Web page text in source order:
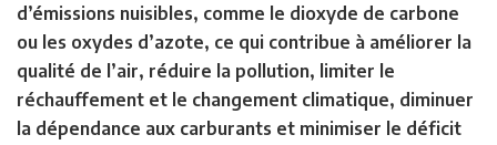
d’émissions nuisibles, comme le dioxyde de carbone
ou les oxydes d’azote, ce qui contribue à améliorer la
qualité de l’air, réduire la pollution, limiter le
réchauffement et le changement climatique, diminuer
la dépendance aux carburants et minimiser le déficit